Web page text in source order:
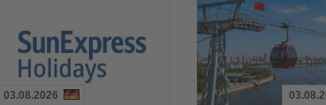
03.08.2026